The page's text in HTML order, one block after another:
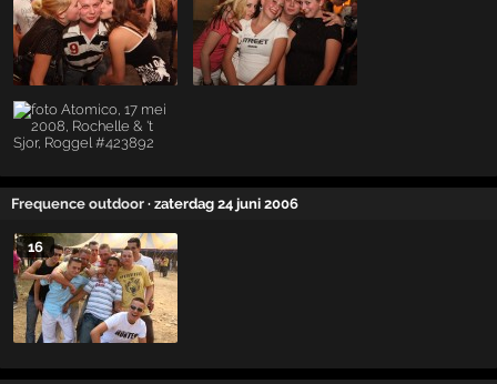
Frequence outdoor · zaterdag 24 juni 2006
16